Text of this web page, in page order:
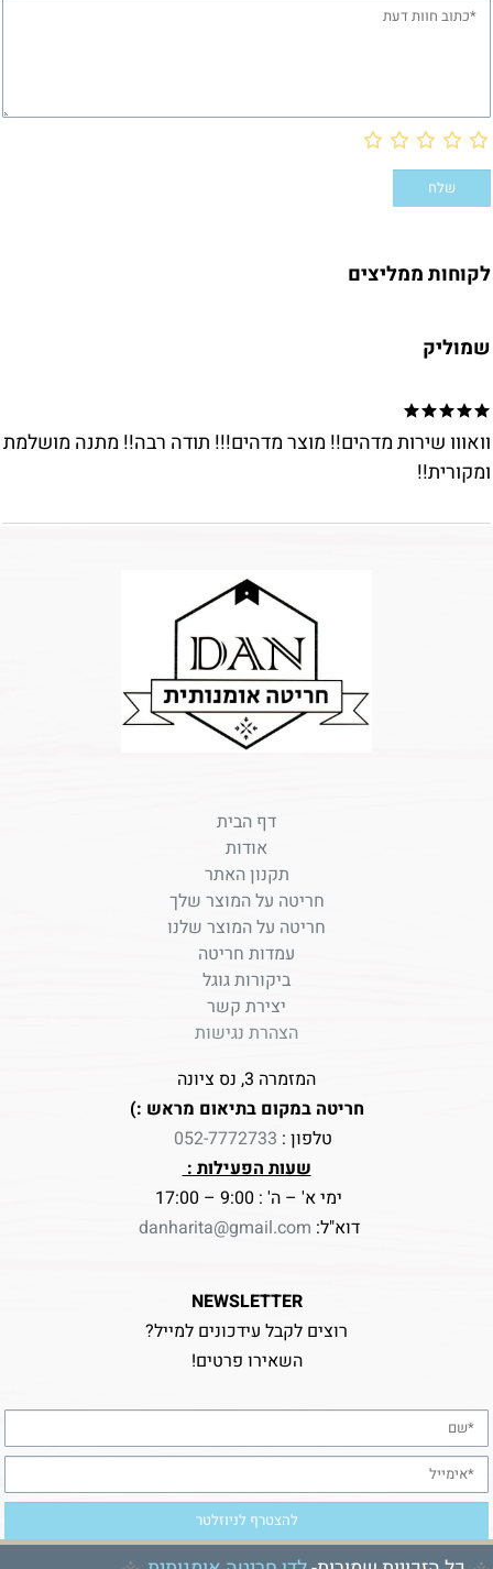
לקוחות ממליצים
שמוליק
וואווו שירות מדהים!! מוצר מדהים!!! תודה רבה!! מתנה מושלמת
ומקורית!!
דף הבית
אודות
תקנון האתר
חריטה על המוצר שלך
חריטה על המוצר שלנו
עמדות חריטה
ביקורות גוגל
יצירת קשר
הצהרת נגישות
המזמרה 3, נס ציונה
חריטה במקום בתיאום מראש :)
טלפון : 052-7772733
שעות הפעילות :
ימי א' – ה' : 9:00 – 17:00
דוא"ל: danharita@gmail.com
NEWSLETTER
רוצים לקבל עידכונים למייל?
השאירו פרטים!